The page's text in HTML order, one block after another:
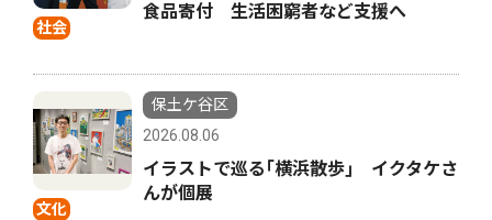
社会
食品寄付 生活困窮者など支援へ
文化
保土ケ谷区
2026.08.06
イラストで巡る｢横浜散歩｣ イクタケさ
んが個展